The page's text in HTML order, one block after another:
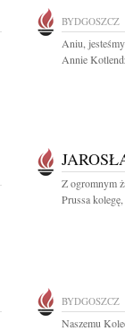
BYDGOSZCZ
Aniu,
Annie
Z ogromnym
Prussa
BYDGOSZCZ
Naszemu